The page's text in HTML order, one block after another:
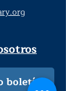
boletín